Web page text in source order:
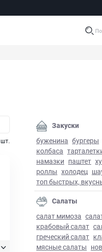
шт.
Закуски
буженина бургеры
колбаса
намазки паштет
роллы холодец
топ быстрых,
Салаты
салат мимоза
крабовый салат
греческий салат
мясные салаты